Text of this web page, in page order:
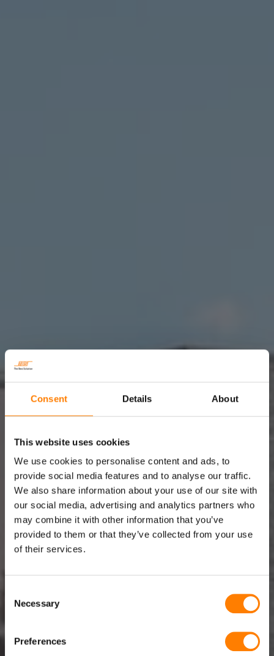
Consent Details About
This website uses cookies
We use cookies to personalise content and ads, to
provide social media features and to analyse our traffic.
We also share information about your use of our site with
our social media, advertising and analytics partners who
may combine it with other information that you’ve
provided to them or that they’ve collected from your use
of their services.
Selection
Necessary
Preferences
TRABAJANDO EN TRABAJANDO EN TBS
Como especialistas en la producción de cables en
espiral, cables especiales, cables de conexión y
ayudar a nuestros clientes a encontrar la solución de
cableado ideal que les satisfaga plenamente. Para
lograrlo, contamos con la experiencia y la dedicación de
un ambiente de trabajo agradable que los motiva a